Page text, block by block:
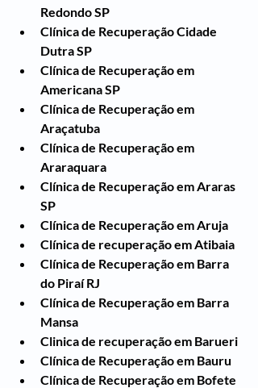
Redondo SP
Clínica de Recuperação Cidade
Dutra SP
Clínica de Recuperação em
Americana SP
Clínica de Recuperação em
Araçatuba
Clínica de Recuperação em
Araraquara
Clínica de Recuperação em Araras
SP
Clínica de Recuperação em Aruja
Clínica de recuperação em Atibaia
Clínica de Recuperação em Barra
do Piraí RJ
Clínica de Recuperação em Barra
Mansa
Clinica de recuperação em Barueri
Clínica de Recuperação em Bauru
Clínica de Recuperação em Bofete